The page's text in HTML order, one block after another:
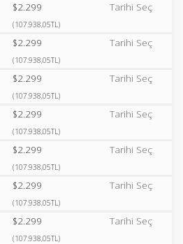
$2.299
(107.938,05TL)
Tarihi Seç
$2.299
(107.938,05TL)
Tarihi Seç
$2.299
(107.938,05TL)
Tarihi Seç
$2.299
(107.938,05TL)
Tarihi Seç
$2.299
(107.938,05TL)
Tarihi Seç
$2.299
(107.938,05TL)
Tarihi Seç
$2.299
(107.938,05TL)
Tarihi Seç